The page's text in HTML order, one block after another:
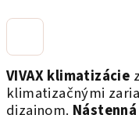
VIVAX klimatizácie
klimatizačnými
dizajnom.